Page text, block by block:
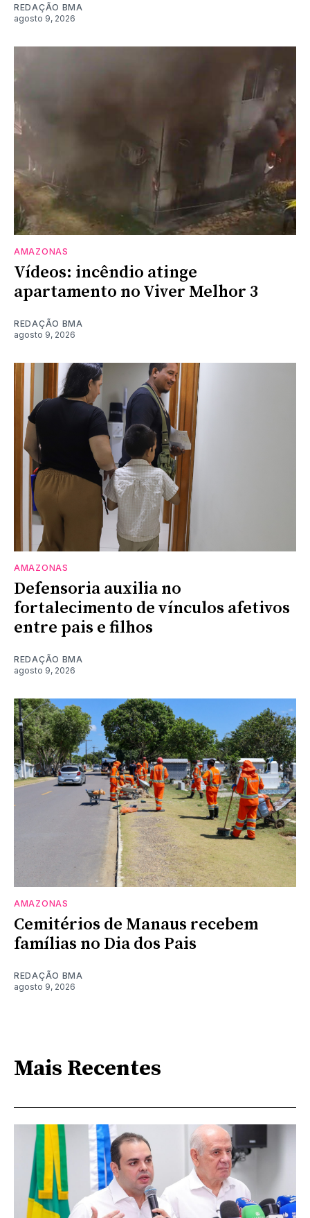
REDAÇÃO BMA
agosto 9, 2026
AMAZONAS
Vídeos: incêndio atinge
apartamento no Viver Melhor 3
REDAÇÃO BMA
agosto 9, 2026
AMAZONAS
Defensoria auxilia no
fortalecimento de vínculos afetivos
entre pais e filhos
REDAÇÃO BMA
agosto 9, 2026
AMAZONAS
Cemitérios de Manaus recebem
famílias no Dia dos Pais
REDAÇÃO BMA
agosto 9, 2026
Mais Recentes